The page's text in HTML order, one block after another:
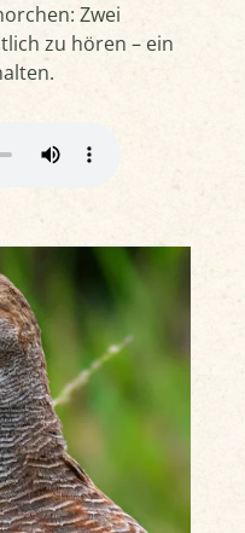
Zwei
zu hören – ein